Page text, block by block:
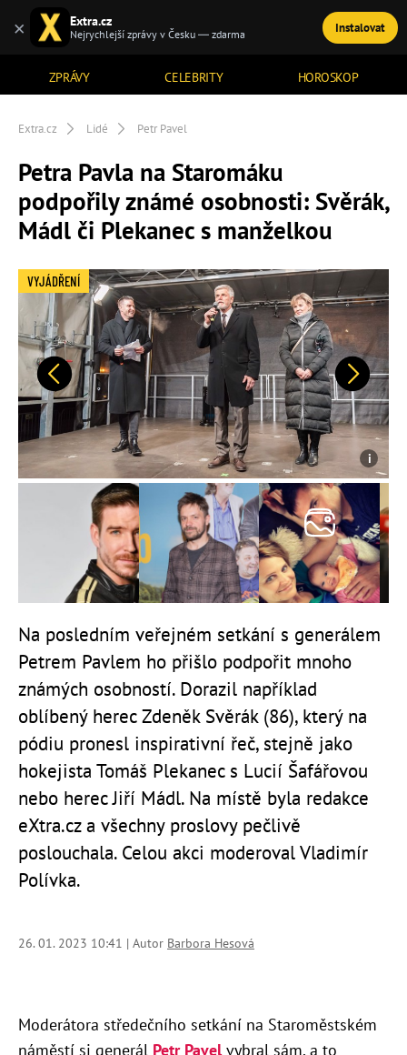
ZPRÁVY CELEBRITY HOROSKOP
TÉMATA
Extra.cz Lidé Petr Pavel
Petra Pavla na Staromáku
podpořily známé osobnosti: Svěrák,
Mádl či Plekanec s manželkou
Předchozí Další
VYJÁDŘENÍ
Na posledním veřejném setkání s generálem
Petrem Pavlem ho přišlo podpořit mnoho
známých osobností. Dorazil například
oblíbený herec Zdeněk Svěrák (86), který na
pódiu pronesl inspirativní řeč, stejně jako
hokejista Tomáš Plekanec s Lucií Šafářovou
nebo herec Jiří Mádl. Na místě byla redakce
eXtra.cz a všechny proslovy pečlivě
poslouchala. Celou akci moderoval Vladimír
Polívka.
26. 01. 2023 10:41 | Autor Barbora Hesová
Moderátora středečního setkání na Staroměstském
náměstí si generál Petr Pavelvybral sám, a to
× Extra.cz
Nejrychlejší zprávy v Česku — zdarma Instalovat